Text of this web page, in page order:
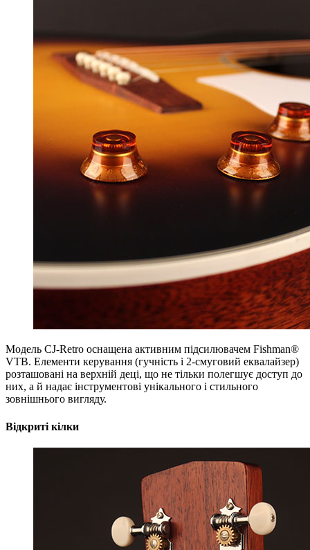
Модель CJ-Retro оснащена активним підсилювачем Fishman®
VTB. Елементи керування (гучність і 2-смуговий еквалайзер)
розташовані на верхній деці, що не тільки полегшує доступ до
них, а й надає інструментові унікального і стильного
зовнішнього вигляду.
Відкриті кілки